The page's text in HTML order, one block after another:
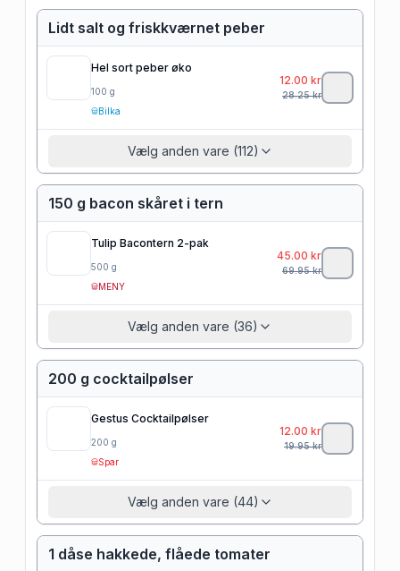
Lidt salt og friskkværnet peber
Hel sort peber øko
100 g
Bilka
12.00 kr
28.25kr
Vælg anden vare (112)
150 g bacon skåret i tern
Tulip Bacontern 2-pak
500 g
MENY
45.00 kr
69.95kr
Vælg anden vare (36)
200 g cocktailpølser
Gestus Cocktailpølser
200 g
Spar
12.00 kr
19.95kr
Vælg anden vare (44)
1 dåse hakkede, flåede tomater